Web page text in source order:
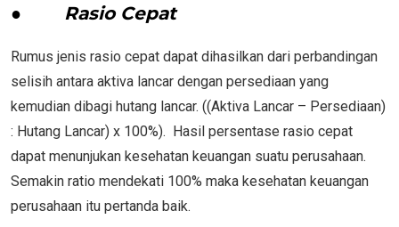
● Rasio Cepat
Rumus jenis rasio cepat dapat dihasilkan dari perbandingan
selisih antara aktiva lancar dengan persediaan yang
kemudian dibagi hutang lancar. ((Aktiva Lancar – Persediaan)
: Hutang Lancar) x 100%). Hasil persentase rasio cepat
dapat menunjukan kesehatan keuangan suatu perusahaan.
Semakin ratio mendekati 100% maka kesehatan keuangan
perusahaan itu pertanda baik.